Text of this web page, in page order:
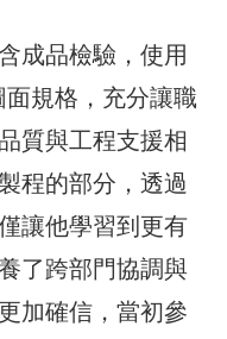
成品檢驗，使用
規格，充分讓職
質與工程支援相
程的部分，透過
讓他學習到更有
了跨部門協調與
加確信，當初參